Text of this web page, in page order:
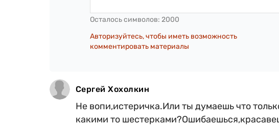
Осталось символов: 2000
Авторизуйтесь, чтобы иметь возможность
комментировать материалы
Сергей Хохолкин
Не вопи,истеричка.Или ты думаешь что
какими то